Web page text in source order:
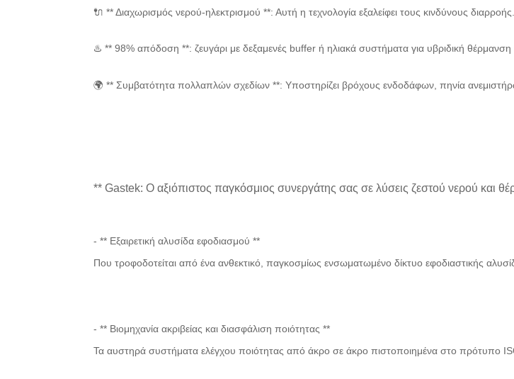
🔌 ** Διαχωρισμός νερού-ηλεκτρισμού **: Αυτή η τεχνολογία εξαλείφει τους κινδύνους διαρροής.
♨️ ** 98% απόδοση **: ζευγάρι με δεξαμενές buffer ή ηλιακά συστήματα για υβριδική
🌍 ** Συμβατότητα πολλαπλών σχεδίων **: Υποστηρίζει βρόχους ενδοδάφων, πηνία
** Gastek: Ο αξιόπιστος παγκόσμιος συνεργάτης σας σε λύσεις ζεστού νερού και
- ** Εξαιρετική αλυσίδα εφοδιασμού **
Που τροφοδοτείται από ένα ανθεκτικό, παγκοσμίως ενσωματωμένο δίκτυο εφοδιαστικής
- ** Βιομηχανία ακριβείας και διασφάλιση ποιότητας **
Τα αυστηρά συστήματα ελέγχου ποιότητας από άκρο σε άκρο πιστοποιημένα στο πρότυπο